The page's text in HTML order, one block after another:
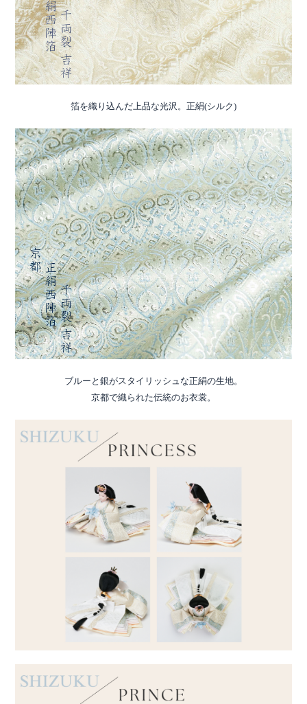
箔を織り込んだ上品な光沢。正絹(シルク)
ブルーと銀がスタイリッシュな正絹の生地。
京都で織られた伝統のお衣裳。